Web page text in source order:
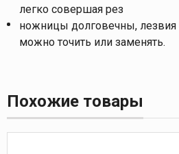
легко совершая рез
ножницы долговечны, лезвия
можно точить или заменять.
Похожие товары